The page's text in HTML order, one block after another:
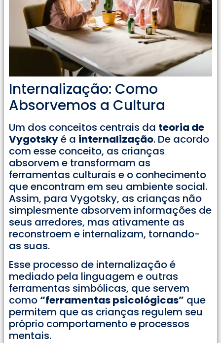
Internalização: Como
Absorvemos a Cultura
Um dos conceitos centrais da teoria de
Vygotskyé a internalização. De acordo
com esse conceito, as crianças
absorvem e transformam as
ferramentas culturais e o conhecimento
que encontram em seu ambiente social.
Assim, para Vygotsky, as crianças não
simplesmente absorvem informações de
seus arredores, mas ativamente as
reconstroem e internalizam, tornando-
as suas.
Esse processo de internalização é
mediado pela linguagem e outras
ferramentas simbólicas, que servem
como “ferramentas psicológicas” que
permitem que as crianças regulem seu
próprio comportamento e processos
mentais.